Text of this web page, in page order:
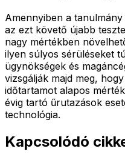
Amennyiben a
az ezt követő újabb
nagy mértékben
ilyen súlyos sérüléseket
ügynökségek és
vizsgálják majd meg,
időtartamot alapos
évig tartó űrutazások
technológia.
Kapcsolódó